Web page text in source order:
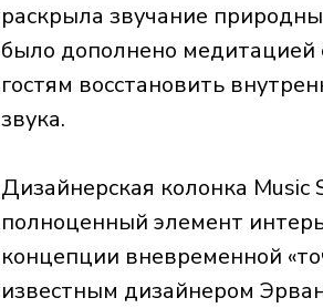
раскрыла звучание
было дополнено медитацией
гостям восстановить
звука.
Дизайнерская колонка Music
полноценный элемент
концепции вневременной
известным дизайнером